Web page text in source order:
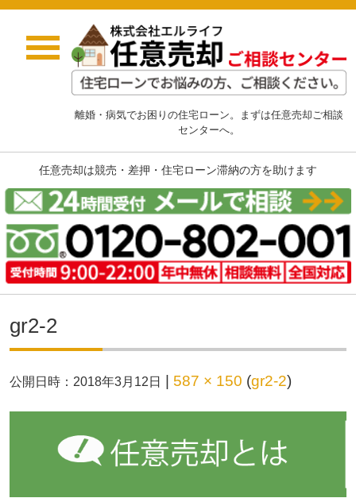
離婚・病気でお困りの住宅ローン。まずは任意売却ご相談
センターへ。
任意売却は競売・差押・住宅ローン滞納の方を助けます
gr2-2
公開日時： 2018年3月12日 | 587 × 150 (gr2-2)